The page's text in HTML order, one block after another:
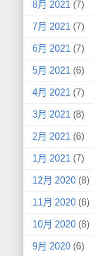
8月 2021 (7)
7月 2021 (7)
6月 2021 (7)
5月 2021 (6)
4月 2021 (7)
3月 2021 (8)
2月 2021 (6)
1月 2021 (7)
12月 2020 (8)
11月 2020 (6)
10月 2020 (8)
9月 2020 (6)